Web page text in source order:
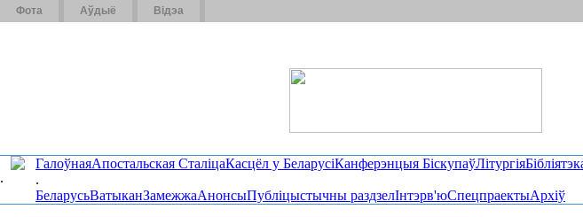
Фота Аўдыё Відэа
.
ГалоўнаяАпостальская СталіцаКасцёл у БеларусіКанферэнцыя БіскупаўЛітургія
.
БеларусьВатыканЗамежжаАнонсыПубліцыстычны раздзелІнтэрв'юСпецпраектыАрхіў